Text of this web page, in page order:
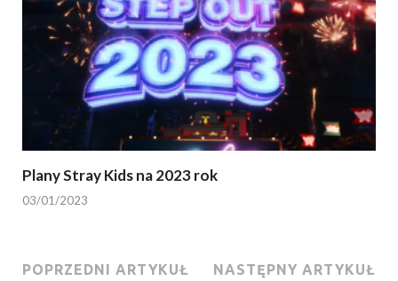
Plany Stray Kids na 2023 rok
03/01/2023
POPRZEDNI ARTYKUŁ NASTĘPNY ARTYKUŁ